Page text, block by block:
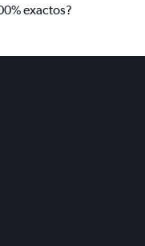
exactos?